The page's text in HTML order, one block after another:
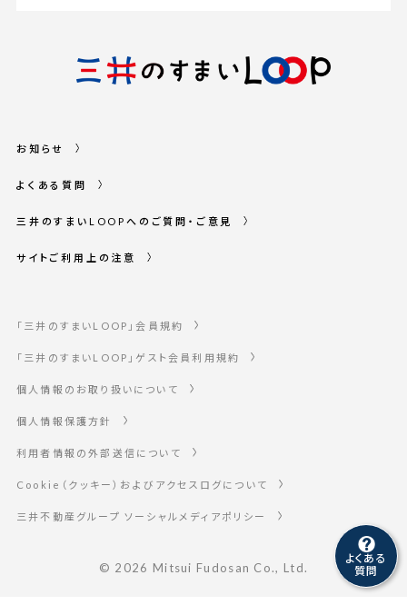
お知らせ
よくある質問
三井のすまいLOOPへのご質問・ご意見
サイトご利用上の注意
「三井のすまいLOOP」会員規約
「三井のすまいLOOP」ゲスト会員利用規約
個人情報のお取り扱いについて
個人情報保護方針
利用者情報の外部送信について
Cookie（クッキー）およびアクセスログについて
三井不動産グループ ソーシャルメディアポリシー
© 2026 Mitsui Fudosan Co., Ltd.
よくある
質問